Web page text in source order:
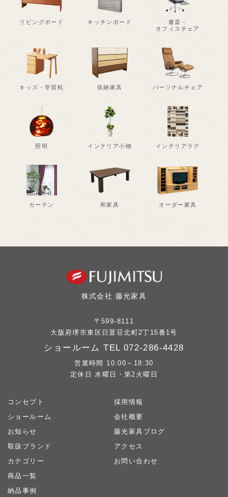
リビングボード キッチンボード
書斎・
オフィスチェア
キッズ・学習机 収納家具 パーソナルチェア
照明 インテリア小物 インテリアラグ
カーテン 和家具 オーダー家具
株式会社 藤光家具
〒599-8111
大阪府堺市東区日置荘北町2丁15番1号
ショールーム TEL 072-286-4428
営業時間 10:00～18:30
定休日 水曜日・第2火曜日
コンセプト
ショールーム
お知らせ
取扱ブランド
カテゴリー
商品一覧
納品事例
採用情報
会社概要
藤光家具ブログ
アクセス
お問い合わせ